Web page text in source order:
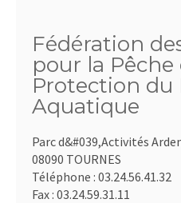
Fédération
pour la Pêche
Protection du
Aquatique
Parc d&#039,Activités
08090 TOURNES
Téléphone : 03.24.56.41.32
Fax : 03.24.59.31.11